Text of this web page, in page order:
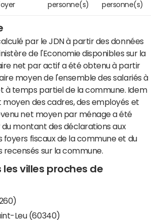
personne(s)
personne(s)
par le JDN à partir des données
de l'Economie disponibles sur la
net par actif a été obtenu à partir
moyen de l'ensemble des salariés à
à temps partiel de la commune. Idem
moyen des cadres, des employés et
net moyen par ménage a été
montant des déclarations aux
foyers fiscaux de la commune et du
sur la commune.
les villes proches de
Leu (60340)